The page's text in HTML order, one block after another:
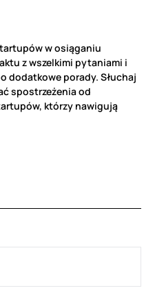
w osiąganiu
z wszelkimi pytaniami i
dodatkowe porady. Słuchaj
spostrzeżenia od
którzy nawigują